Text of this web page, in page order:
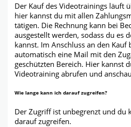
Der Kauf des Videotrainings läuft
hier kannst du mit allen
tätigen. Die Rechnung kann bei
ausgestellt werden, sodass du es
kannst. Im Anschluss an den Kauf
automatisch eine Mail mit den
geschützten Bereich. Hier kannst
Videotraining abrufen und
Wie lange kann ich darauf zugreifen?
Der Zugriff ist unbegrenzt und du
darauf zugreifen.